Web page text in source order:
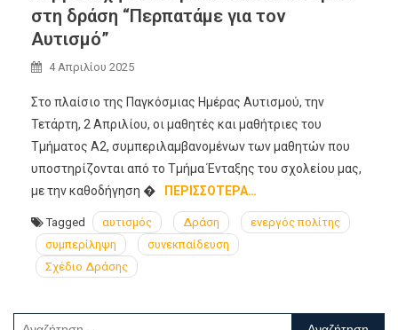
στη δράση “Περπατάμε για τον
Αυτισμό”
4 Απριλίου 2025
Στο πλαίσιο της Παγκόσμιας Ημέρας Αυτισμού, την
Τετάρτη, 2 Απριλίου, οι μαθητές και μαθήτριες του
Τμήματος Α2, συμπεριλαμβανομένων των μαθητών που
υποστηρίζονται από το Τμήμα Ένταξης του σχολείου μας,
με την καθοδήγηση �
ΠΕΡΙΣΣΌΤΕΡΑ…
Tagged αυτισμός Δράση
ενεργός πολίτης
συμπερίληψη
συνεκπαίδευση
Σχέδιο Δράσης
Αναζήτηση